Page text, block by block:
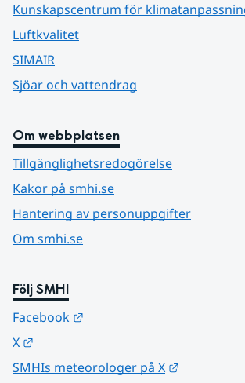
Kunskapscentrum för
Luftkvalitet
SIMAIR
Sjöar och vattendrag
Om webbplatsen
Tillgänglighetsredogörelse
Kakor på smhi.se
Hantering av personuppgifter
Om smhi.se
Följ SMHI
Facebook
X
SMHIs meteorologer på X